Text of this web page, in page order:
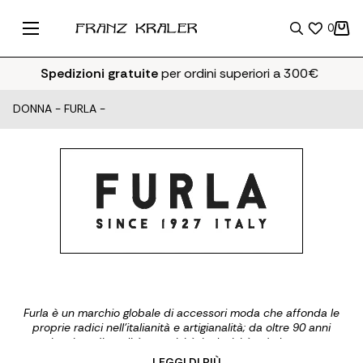
0
Spedizioni gratuiteper ordini superiori a 300€
DONNA - FURLA -
Furla è un marchio globale di accessori moda che affonda le
proprie radici nell’italianità e artigianalità; da oltre 90 anni
sinonimo di qualità, creatività, inclusività ed eleganza
spensierata. Fondata a Bologna nel 1927 da Aldo Furlanetto,